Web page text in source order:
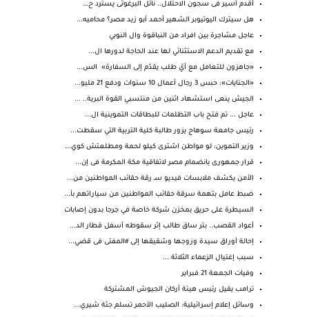
أقدم أسير فى سجون الاحتلال.. نائل البرغوثى يسترد ح...
هل سيترك اليوتيوبر الشهير أحمد أبو زيد مصر؟ محاميه...
عاجل مشاجرة بين افراد من النباقوة وال النوبي
مع تقديم الدعم الاستثنائي لها عند الحاجة لدورها ال...
«جاهزون للتعامل مع أيّ طلب يقدّم إلى السفارة» الس...
«الجنايات»: حبس 3 رجال أعمال 10 سنوات ودفع 21 مليو...
الجيش ينعى استشهاد اثنين من منتسبي القوة البرية.. ...
عاجل ... تم فتح باب التظلمات للبطاقات التموينية ال...
رئيس جامعة سوهاج يزور طالبة كلية التربية التي سقطت...
وزير التموين: لو مواطن اشترى كيلو لحمة ومطلعتش كوي...
قرار جمهورى بانضمام مصر لاتفاقية مكة المكرمة فى إن...
الأمن يكشف ملابسات فيديو سـ رقة حقائب المواطنين من...
ضبط عامل بتهمة سرقة حقائب المواطنين من سياراتهم بأ...
السيطرة على حريق بمخزن شركة خاصة في جرجا بدون إصابات
أعواد القصب.. بتر ساق طالب إثر سقوطه أسفل قطار الد...
إحالة أوراق سيدة وزوجها وشقيقها إلى #المفتى فى قضي...
سبب إغتيال الزعماء الثلاثة ...
وفيات الجمعة 21 فبراير
ترامب يقيل رئيس هيئة أركان الجيوش المشتركة
وسائل إعلام إسرائيلية: الصليب الأحمر تسلم جثة شيري...